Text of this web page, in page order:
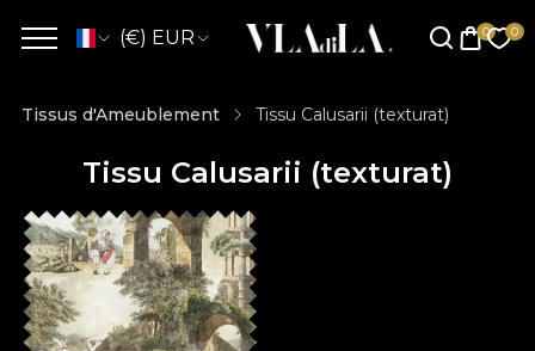
(€) EUR
Tissus d'Ameublement Tissu Calusarii (texturat)
Tissu Calusarii (texturat)